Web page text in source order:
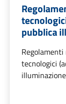
pubblica
tecnologici